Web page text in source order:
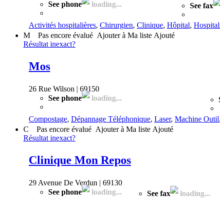
See phone
loading... See fax
Activités hospitalières, Chirurgien, Clinique, Hôpital,
M
Pas encore évalué Ajouter à Ma liste Ajouté
Résultat inexact?
Mos
26 Rue Wilson | 69150
See phone
loading...
Compostage, Dépannage Téléphonique, Laser, Machine Outil,
C
Pas encore évalué Ajouter à Ma liste Ajouté
Résultat inexact?
Clinique Mon Repos
29 Avenue De Verdun | 69130
See phone
loading... See fax loading...